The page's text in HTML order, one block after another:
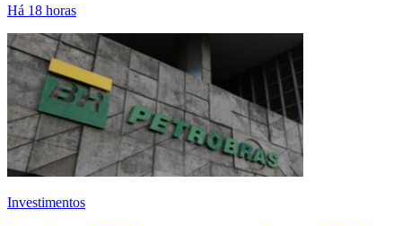
Há 18 horas
Investimentos